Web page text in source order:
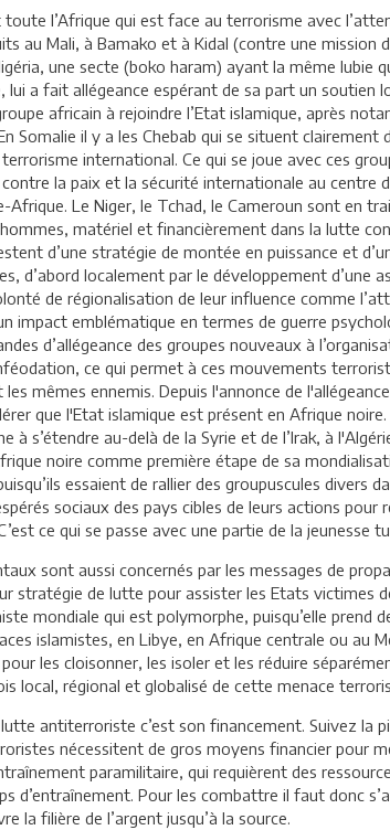
toute l’Afrique qui est face au terrorisme avec
au Mali, à Bamako et à Kidal (contre une mission
une secte (boko haram) ayant la même lubie
lui a fait allégeance espérant de sa part un soutien
africain à rejoindre l’Etat islamique, après
Somalie il y a les Chebab qui se situent
international. Ce qui se joue avec ces
la paix et la sécurité internationale au centre
Afrique. Le Niger, le Tchad, le Cameroun sont en
matériel et financièrement dans la lutte
d’une stratégie de montée en puissance et
d’abord localement par le développement d’une
de régionalisation de leur influence comme
impact emblématique en termes de guerre
d’allégeance des groupes nouveaux à
ce qui permet à ces mouvements
les mêmes ennemis. Depuis l'annonce de
que l'Etat islamique est présent en Afrique
à s’étendre au-delà de la Syrie et de l’Irak, à
noire comme première étape de sa
essaient de rallier des groupuscules divers
sociaux des pays cibles de leurs actions
ce qui se passe avec une partie de la jeunesse
sont aussi concernés par les messages de
stratégie de lutte pour assister les Etats victimes
mondiale qui est polymorphe, puisqu’elle prend
islamistes, en Libye, en Afrique centrale ou au
les cloisonner, les isoler et les réduire
local, régional et globalisé de cette menace
antiterroriste c’est son financement. Suivez la
nécessitent de gros moyens financier pour
paramilitaire, qui requièrent des
d’entraînement. Pour les combattre il faut donc
la filière de l’argent jusqu’à la source.